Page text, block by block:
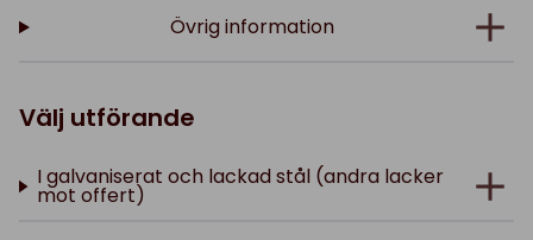
Övrig information
Välj utförande
I galvaniserat och lackad stål (andra lacker
mot offert)